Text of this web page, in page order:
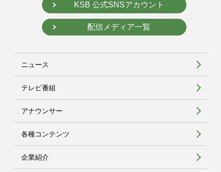
KSB 公式SNSアカウント
配信メディア一覧
ニュース
テレビ番組
アナウンサー
各種コンテンツ
企業紹介